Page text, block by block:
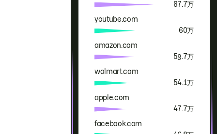
87.7万
youtube.com
60万
amazon.com
59.7万
walmart.com
54.1万
apple.com
47.7万
facebook.com